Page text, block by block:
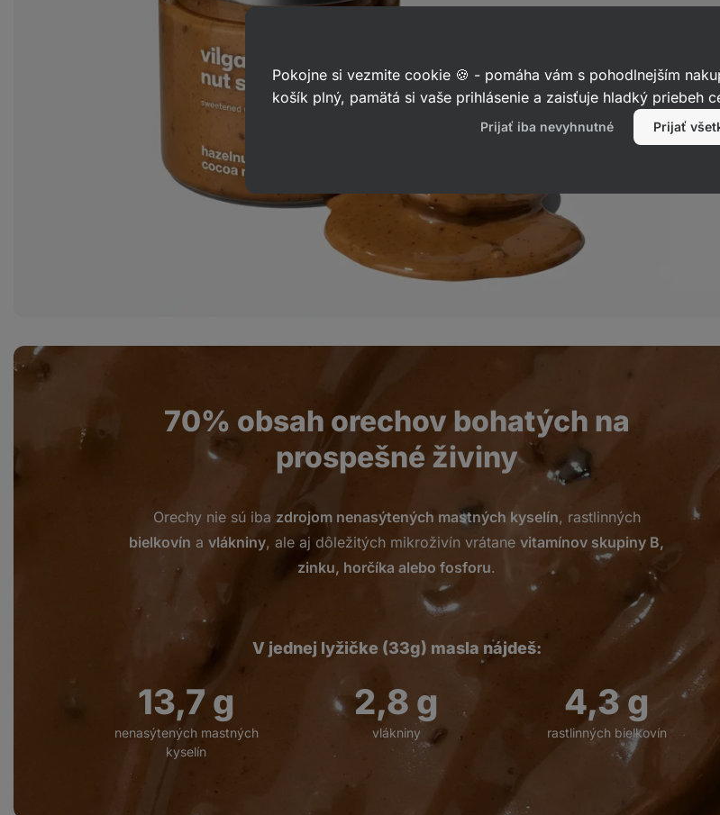
70% obsah orechov bohatých na
prospešné živiny
Orechy nie sú iba zdrojom nenasýtených mastných kyselín, rastlinných
bielkovín a vlákniny, ale aj dôležitých mikroživín vrátane vitamínov skupiny B,
zinku, horčíka alebo fosforu.
V jednej lyžičke (33g) masla nájdeš:
14,8 g
nenasýtených mastných
kyselín
2,8 g
vlákniny
4,7 g
rastlinných bielkovín
Pokojne si vezmite cookie 🍪 - pomáha vám s pohodlnejším
košík plný, pamätá si vaše prihlásenie a zaisťuje hladký priebeh
Prijať iba nevyhnutné Prijať